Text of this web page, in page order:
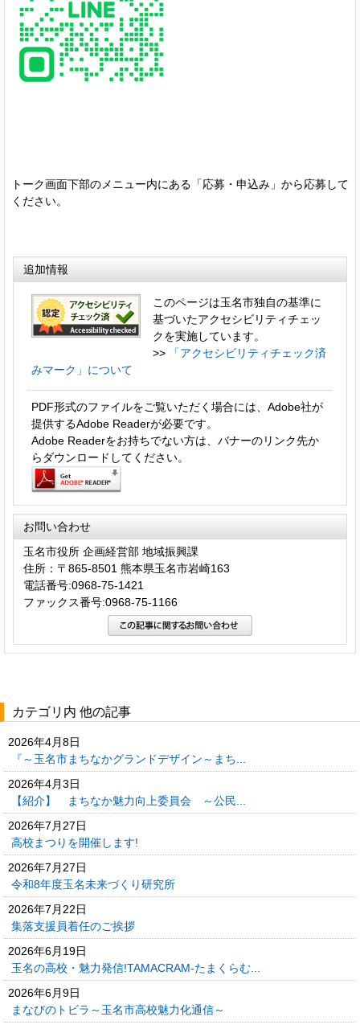
トーク画面下部のメニュー内にある「応募・申込み」から応募して
ください。
追加情報
このページは玉名市独自の基準に
基づいたアクセシビリティチェッ
クを実施しています。
>>
「アクセシビリティチェック済
みマーク」について
PDF形式のファイルをご覧いただく場合には、Adobe社が
提供するAdobe Readerが必要です。
Adobe Readerをお持ちでない方は、バナーのリンク先か
らダウンロードしてください。
お問い合わせ
玉名市役所 企画経営部 地域振興課
住所：〒865-8501 熊本県玉名市岩崎163
電話番号:0968-75-1421
ファックス番号:0968-75-1166
カテゴリ内 他の記事
2026年4月8日
『～玉名市まちなかグランドデザイン～まち...
2026年4月3日
【紹介】 まちなか魅力向上委員会 ～公民...
2026年7月27日
高校まつりを開催します!
2026年7月27日
令和8年度玉名未来づくり研究所
2026年7月22日
集落支援員着任のご挨拶
2026年6月19日
玉名の高校・魅力発信!TAMACRAM-たまくらむ...
2026年6月9日
まなびのトビラ～玉名市高校魅力化通信～